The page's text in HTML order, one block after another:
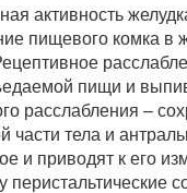
активность
пищевого комка в
пищи и
расслабления –
части тела и
и приводят к его
перистальтические